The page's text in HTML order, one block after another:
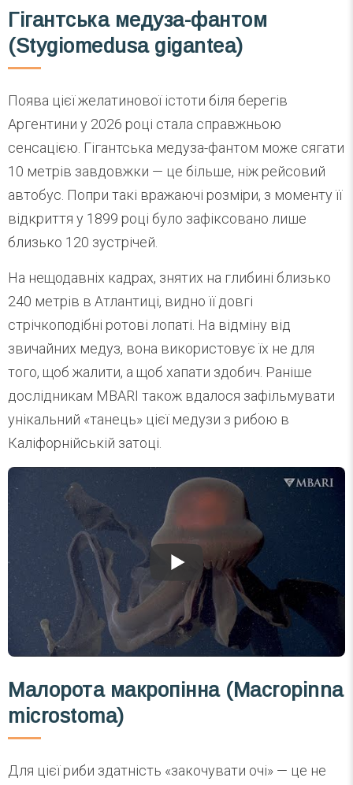
Гігантська медуза-фантом
(Stygiomedusa gigantea)
Поява цієї желатинової істоти біля берегів
Аргентини у 2026 році стала справжньою
сенсацією. Гігантська медуза-фантом може сягати
10 метрів завдовжки — це більше, ніж рейсовий
автобус. Попри такі вражаючі розміри, з моменту її
відкриття у 1899 році було зафіксовано лише
близько 120 зустрічей.
На нещодавніх кадрах, знятих на глибині близько
240 метрів в Атлантиці, видно її довгі
стрічкоподібні ротові лопаті. На відміну від
звичайних медуз, вона використовує їх не для
того, щоб жалити, а щоб хапати здобич. Раніше
дослідникам MBARI також вдалося зафільмувати
унікальний «танець» цієї медузи з рибою в
Каліфорнійській затоці.
Малорота макропінна (Macropinna
microstoma)
Для цієї риби здатність «закочувати очі» — це не